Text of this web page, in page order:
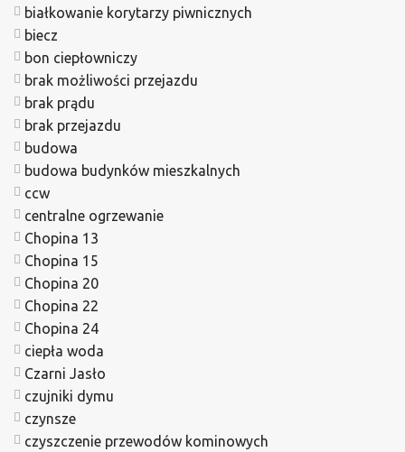
białkowanie korytarzy piwnicznych
biecz
bon ciepłowniczy
brak możliwości przejazdu
brak prądu
brak przejazdu
budowa
budowa budynków mieszkalnych
ccw
centralne ogrzewanie
Chopina 13
Chopina 15
Chopina 20
Chopina 22
Chopina 24
ciepła woda
Czarni Jasło
czujniki dymu
czynsze
czyszczenie przewodów kominowych